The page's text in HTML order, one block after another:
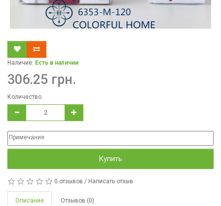
Наличие: Есть в наличии
306.25 грн.
Количество
Купить
0 отзывов / Написать отзыв
Описание Отзывов (0)